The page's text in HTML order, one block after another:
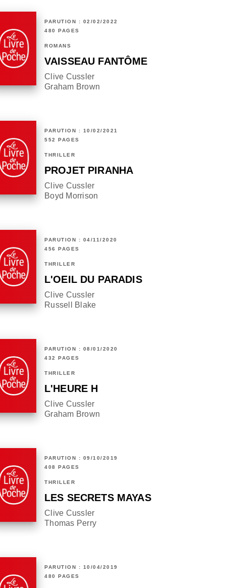
PARUTION : 02/02/2022
480 PAGES
ROMANS
VAISSEAU FANTÔME
Clive Cussler
Graham Brown
PARUTION : 10/02/2021
552 PAGES
THRILLER
PROJET PIRANHA
Clive Cussler
Boyd Morrison
PARUTION : 04/11/2020
456 PAGES
THRILLER
L'OEIL DU PARADIS
Clive Cussler
Russell Blake
PARUTION : 08/01/2020
432 PAGES
THRILLER
L'HEURE H
Clive Cussler
Graham Brown
PARUTION : 09/10/2019
408 PAGES
THRILLER
LES SECRETS MAYAS
Clive Cussler
Thomas Perry
PARUTION : 10/04/2019
480 PAGES